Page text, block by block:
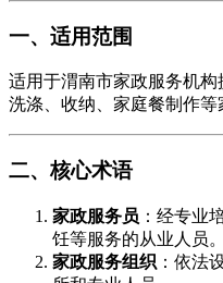
一、适用范围
适用于渭南市家政服务机构
洗涤、收纳、家庭餐制作等
二、核心术语
家政服务员 ：经专业
饪等服务的从业人员。
家政服务组织 ：依法